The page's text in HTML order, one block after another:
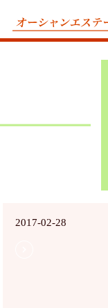
2017-02-28